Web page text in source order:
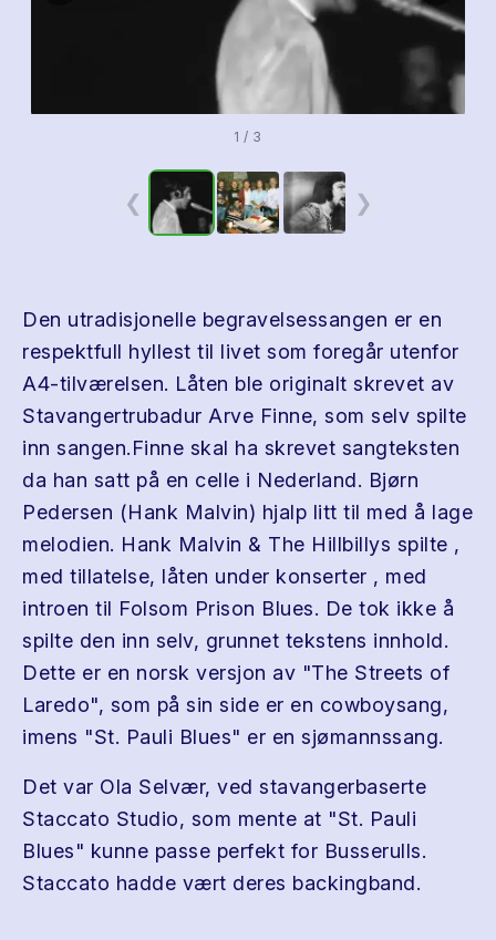
1 / 3
❮ ❯
Den utradisjonelle begravelsessangen er en
respektfull hyllest til livet som foregår utenfor
A4-tilværelsen. Låten ble originalt skrevet av
Stavangertrubadur Arve Finne, som selv spilte
inn sangen.Finne skal ha skrevet sangteksten
da han satt på en celle i Nederland. Bjørn
Pedersen (Hank Malvin) hjalp litt til med å lage
melodien. Hank Malvin & The Hillbillys spilte ,
med tillatelse, låten under konserter , med
introen til Folsom Prison Blues. De tok ikke å
spilte den inn selv, grunnet tekstens innhold.
Dette er en norsk versjon av "The Streets of
Laredo", som på sin side er en cowboysang,
imens "St. Pauli Blues" er en sjømannssang.
Det var Ola Selvær, ved stavangerbaserte
Staccato Studio, som mente at "St. Pauli
Blues" kunne passe perfekt for Busserulls.
Staccato hadde vært deres backingband.